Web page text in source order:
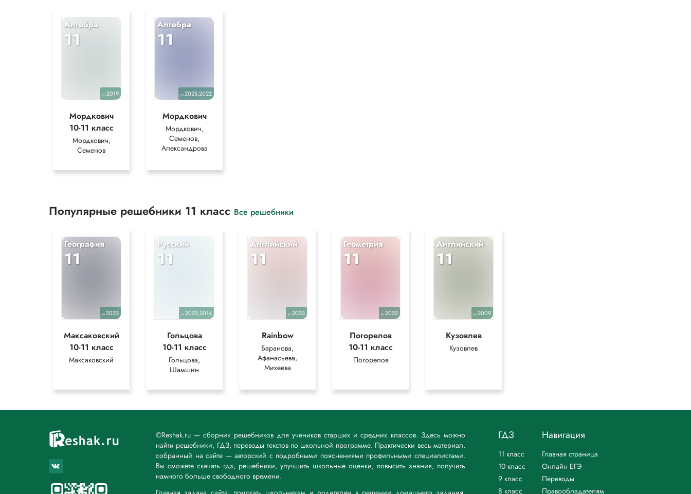
Алгебра
11
уч.2019
Мордкович
10-11 класс
Мордкович,
Семенов
Алгебра
11
уч.2025,2022
Мордкович
Мордкович,
Семенов,
Александрова
Популярные решебники 11 класс Все решебники
География
11
уч.2023
Максаковский
10-11 класс
Максаковский
Русский
11
уч.2022,2014
Гольцова
10-11 класс
Гольцова,
Шамшин
Английский
11
уч.2023
Rainbow
Баранова,
Афанасьева,
Михеева
Геометрия
11
уч.2022
Погорелов
10-11 класс
Погорелов
Английский
11
уч.2009
Кузовлев
Кузовлев
©Reshak.ru — сборник решебников для учеников старших и средних классов. Здесь можно
найти решебники, ГДЗ, переводы текстов по школьной программе. Практически весь материал,
собранный на сайте — авторский с подробными пояснениями профильными специалистами.
Вы сможете скачать гдз, решебники, улучшить школьные оценки, повысить знания, получить
намного больше свободного времени.
ГДЗ
11 класс
10 класс
9 класс
8 класс
Навигация
Главная страница
Онлайн ЕГЭ
Переводы
Правообладателям